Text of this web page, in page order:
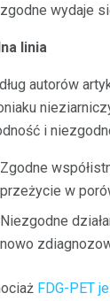
wydaje
linia
autorów
i
Zgodne
przeżycie w
Niezgodne
nowo
FDG-PET